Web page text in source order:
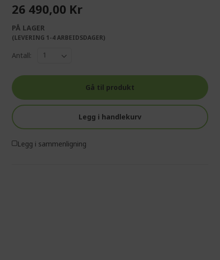
26 490,00 Kr
PÅ LAGER
(LEVERING 1-4 ARBEIDSDAGER)
Antall:
Gå til produkt
Legg i handlekurv
Legg i sammenligning